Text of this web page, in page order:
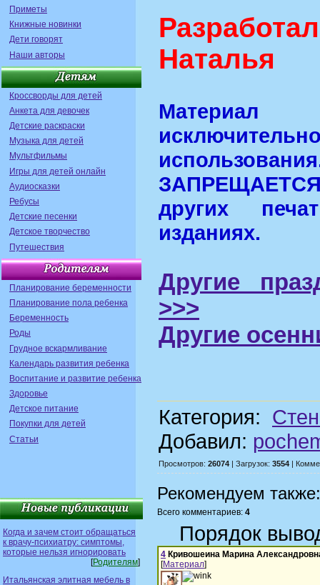
Приметы
Книжные новинки
Дети говорят
Наши авторы
Кроссворды для детей
Анкета для девочек
Детские раскраски
Музыка для детей
Мультфильмы
Игры для детей онлайн
Аудиосказки
Ребусы
Детские песенки
Детское творчество
Путешествия
Планирование беременности
Планирование пола ребенка
Беременность
Роды
Грудное вскармливание
Календарь развития ребенка
Воспитание и развитие ребенка
Здоровье
Детское питание
Покупки для детей
Статьи
Когда и зачем стоит обращаться
к врачу-психиатру: симптомы,
которые нельзя игнорировать
[Родителям]
Итальянская элитная мебель в
Наталья
других
изданиях.
Другие
>>>
Другие
Категория:
Добавил:
Просмотров: 26074 | Загрузок: 3554 |
Рекомендуем также:
Всего комментариев: 4
Порядок
4 Кривошеина Марина
[Материал]